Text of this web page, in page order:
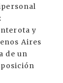
y
Aires
de un